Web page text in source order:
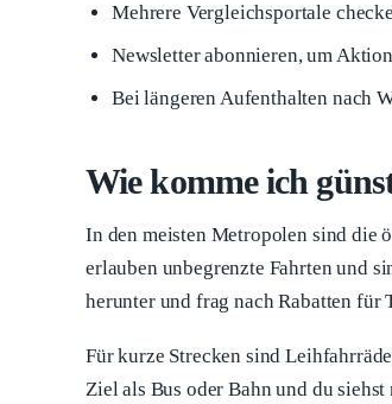
Mehrere Vergleichsportale
Newsletter abonnieren, um
Bei längeren Aufenthalten nach
Wie komme ich
In den meisten Metropolen sind die
erlauben unbegrenzte Fahrten und
herunter und frag nach Rabatten für
Für kurze Strecken sind
Ziel als Bus oder Bahn und du